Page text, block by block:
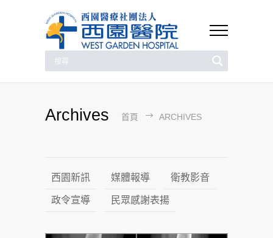
Archives 首頁 ARCHIVES
西園新訊 媒體報導 衛教影音
政令宣導 民眾感謝表揚